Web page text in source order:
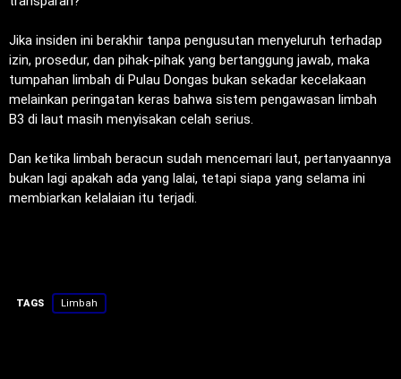
‎Jika insiden ini berakhir tanpa pengusutan menyeluruh terhadap
izin, prosedur, dan pihak-pihak yang bertanggung jawab, maka
tumpahan limbah di Pulau Dongas bukan sekadar kecelakaan
melainkan peringatan keras bahwa sistem pengawasan limbah
B3 di laut masih menyisakan celah serius.
‎Dan ketika limbah beracun sudah mencemari laut, pertanyaannya
bukan lagi apakah ada yang lalai, tetapi siapa yang selama ini
membiarkan kelalaian itu terjadi.
TAGS Limbah